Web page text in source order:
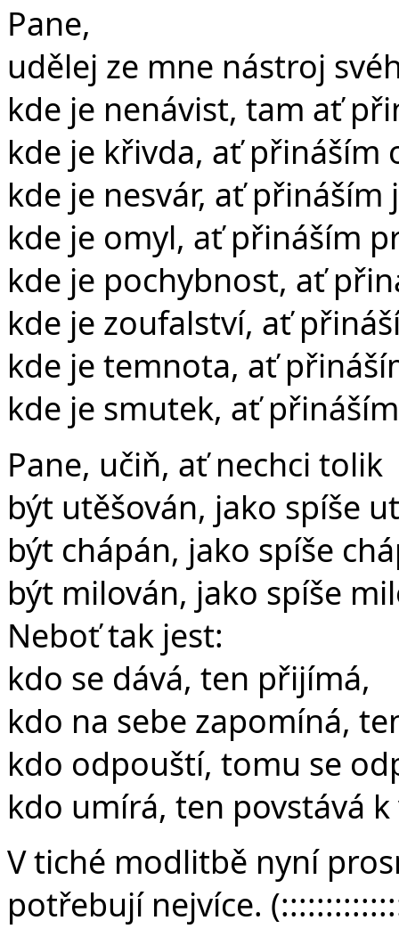
Pane,
udělej ze mne nástroj
kde je nenávist, tam ať
kde je křivda, ať přináším
kde je nesvár, ať
kde je omyl, ať přináším
kde je pochybnost, ať
kde je zoufalství, ať
kde je temnota, ať
kde je smutek, ať
Pane, učiň, ať nechci tolik
být utěšován, jako spíše
být chápán, jako spíše
být milován, jako spíše
Neboť tak jest:
kdo se dává, ten přijímá,
kdo na sebe zapomíná,
kdo odpouští, tomu se
kdo umírá, ten povstává
V tiché modlitbě nyní
potřebují nejvíce.